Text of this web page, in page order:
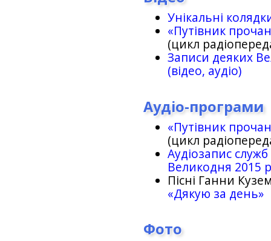
Унікальні
«Путівник
(цикл
Записи деяких
(відео, аудіо)
Аудіо-програми
«Путівник
(цикл
Аудіозапис
Великодня 2015
Пісні Ганни
«Дякую за день»
Фото